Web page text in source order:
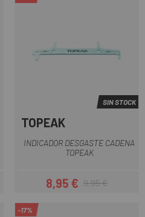
SIN STOCK
TOPEAK
INDICADOR DESGASTE CADENA
TOPEAK
Precio
8,95 €Precio regular
9,95 €
-17%